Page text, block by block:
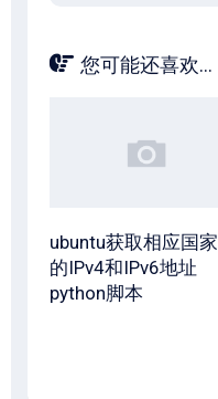
您可能还喜欢...
ubuntu获取相应国家
的IPv4和IPv6地址
python脚本